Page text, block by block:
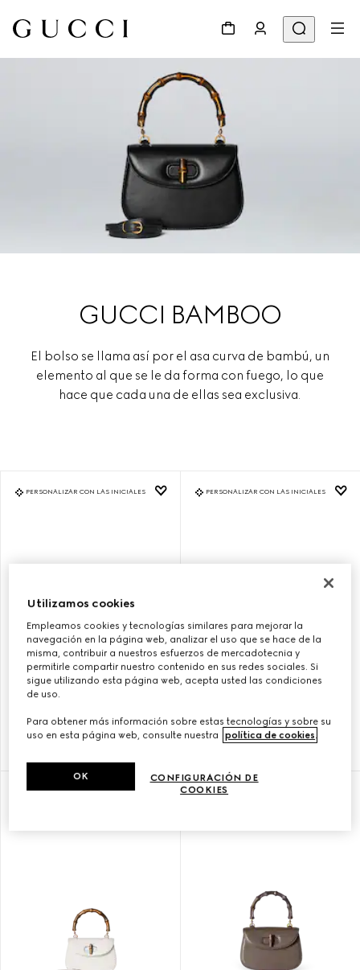
GUCCI BAMBOO
El bolso se llama así por el asa curva de bambú, un
elemento al que se le da forma con fuego, lo que
hace que cada una de ellas sea exclusiva.
PERSONALIZAR CON LAS INICIALES
BOLSO GUCCI BAMBOO 1947
TAMAÑO PEQUEÑO
PERSONALIZAR CON LAS INICIALES
BOLSO GUCCI BAMBOO 1947
PERSONALIZAR CON LAS INICIALES
Utilizamos cookies
Empleamos cookies y tecnologías similares para mejorar la
navegación en la página web, analizar el uso que se hace de la
misma, contribuir a nuestros esfuerzos de mercadotecnia y
permitirle compartir nuestro contenido en sus redes sociales. Si
sigue utilizando esta página web, acepta usted las condiciones
de uso.
Para obtener más información sobre estas tecnologías y sobre su
uso en esta página web, consulte nuestra
política de cookies.
CONFIGURACIÓN DE
COOKIES
OK